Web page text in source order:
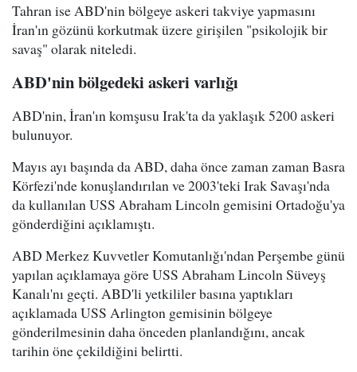
Tahran ise ABD'nin bölgeye askeri takviye yapmasını
İran'ın gözünü korkutmak üzere girişilen "psikolojik bir
savaş" olarak niteledi.
ABD'nin bölgedeki askeri varlığı
ABD'nin, İran'ın komşusu Irak'ta da yaklaşık 5200 askeri
bulunuyor.
Mayıs ayı başında da ABD, daha önce zaman zaman Basra
Körfezi'nde konuşlandırılan ve 2003'teki Irak Savaşı'nda
da kullanılan USS Abraham Lincoln gemisini Ortadoğu'ya
gönderdiğini açıklamıştı.
ABD Merkez Kuvvetler Komutanlığı'ndan Perşembe günü
yapılan açıklamaya göre USS Abraham Lincoln Süveyş
Kanalı'nı geçti. ABD'li yetkililer basına yaptıkları
açıklamada USS Arlington gemisinin bölgeye
gönderilmesinin daha önceden planlandığını, ancak
tarihin öne çekildiğini belirtti.